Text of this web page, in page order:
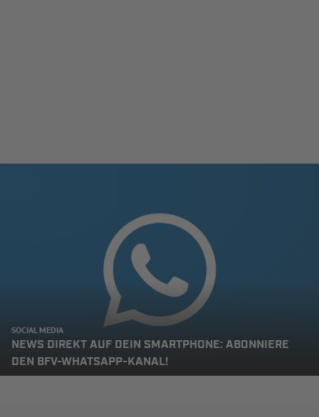
SOCIAL MEDIA
NEWS DIREKT AUF DEIN SMARTPHONE: ABONNIERE
DEN BFV-WHATSAPP-KANAL!